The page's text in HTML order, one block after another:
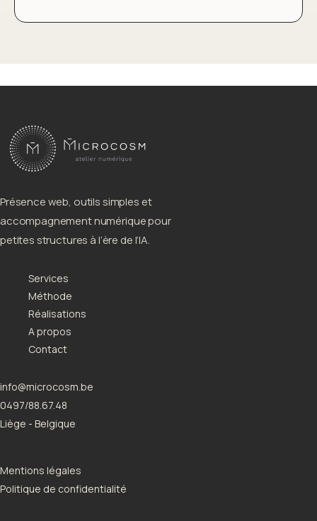
Présence web, outils simples et
accompagnement numérique pour
petites structures à l’ère de l’IA.
Services
Méthode
Réalisations
A propos
Contact
info@microcosm.be
0497/88.67.48
Liège - Belgique
Mentions légales
Politique de confidentialité